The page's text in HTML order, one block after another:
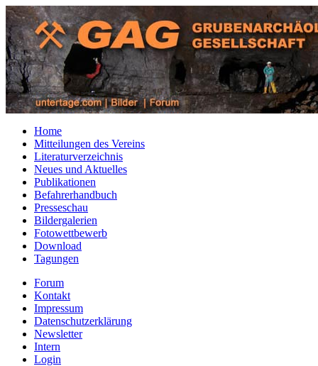
Home
Mitteilungen des Vereins
Literaturverzeichnis
Neues und Aktuelles
Publikationen
Befahrerhandbuch
Presseschau
Bildergalerien
Fotowettbewerb
Download
Tagungen
Forum
Kontakt
Impressum
Datenschutzerklärung
Newsletter
Intern
Login